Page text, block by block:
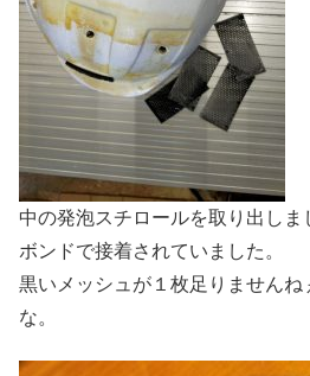
中の発泡スチロールを取り出しま
ボンドで接着されていました。
黒いメッシュが１枚足りませんね
な。